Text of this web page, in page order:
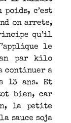
poids, c’est
on arrete,
qu’il
le
an par kilo
continuer a
13 ans. Et
bien, car
la petite
sauce soja